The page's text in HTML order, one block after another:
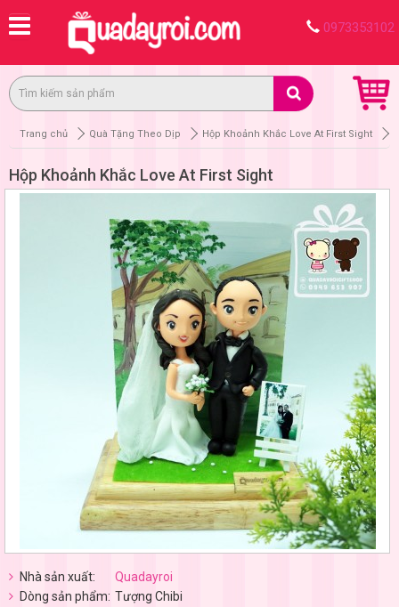
0973353102
Trang chủ Quà Tặng Theo Dịp Hộp Khoảnh Khắc Love At First Sight
Hộp Khoảnh Khắc Love At First Sight
Nhà sản xuất:
Quadayroi
Dòng sản phẩm: Tượng Chibi